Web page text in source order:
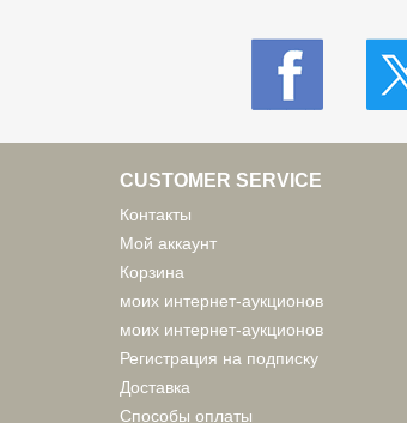
CUSTOMER SERVICE
Контакты
Мой аккаунт
Корзина
моих интернет-аукционов
моих интернет-аукционов
Регистрация на подписку
Доставка
Способы оплаты